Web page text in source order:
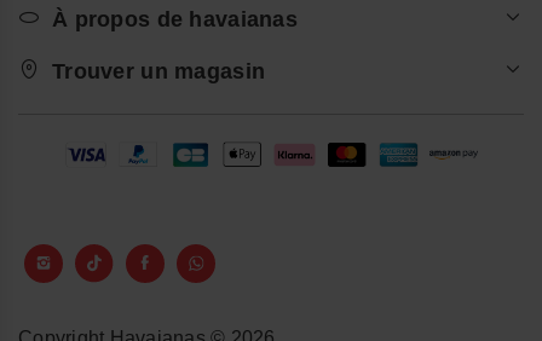
À propos de havaianas
Trouver un magasin